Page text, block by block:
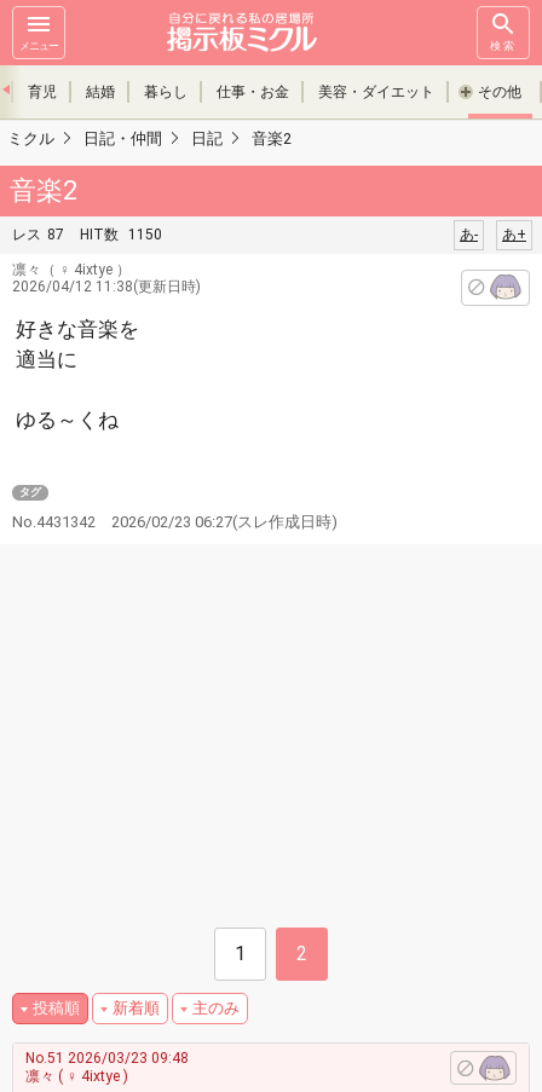
メニュー 検索
育児 結婚 暮らし 仕事・お金 美容・ダイエット その他
ミクル 日記・仲間 日記 音楽2
音楽2
レス 87 HIT数 1150 あ+
あ-
凛々
（ ♀ 4ixtye ）
2026/04/12 11:38(更新日時)
好きな音楽を
適当に
ゆる～くね
タグ
No.4431342 2026/02/23 06:27(スレ作成日時)
1 2
投稿順 新着順 主のみ
No.51 2026/03/23 09:48
凛々 ( ♀ 4ixtye )